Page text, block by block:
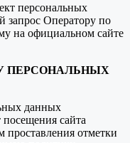
персональных
запрос Оператору по
на официальном сайте
ПЕРСОНАЛЬНЫХ
данных
сайта
проставления отметки